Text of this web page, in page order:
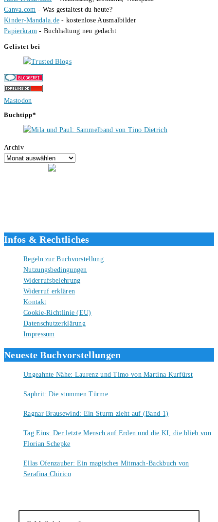
Canva.com - Was gestaltest du heute?
Kinder-Mandala.de - kostenlose Ausmalbilder
Papierkram - Buchhaltung neu gedacht
Gelistet bei
Mastodon
Buchtipp*
Archiv
Infos & Rechtliches
Regeln zur Buchvorstellung
Nutzungsbedingungen
Widerrufsbelehrung
Widerruf erklären
Kontakt
Cookie-Richtlinie (EU)
Datenschutzerklärung
Impressum
Neueste Buchvorstellungen
Ungeahnte Nähe: Laurenz und Timo von Martina Kurfürst
Saphrit: Die stummen Türme
Ragnar Brausewind: Ein Sturm zieht auf (Band 1)
Tag Eins: Der letzte Mensch auf Erden und die KI, die blieb von
Florian Schepke
Ellas Ofenzauber: Ein magisches Mitmach-Backbuch von
Serafina Chirico